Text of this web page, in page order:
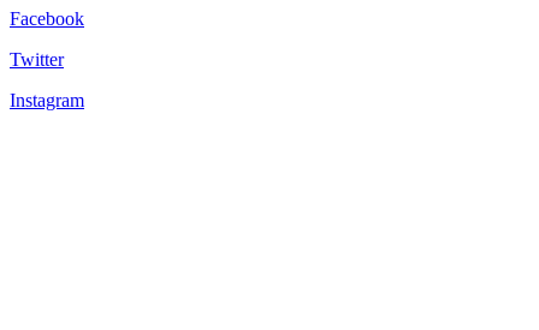
Facebook
Twitter
Instagram